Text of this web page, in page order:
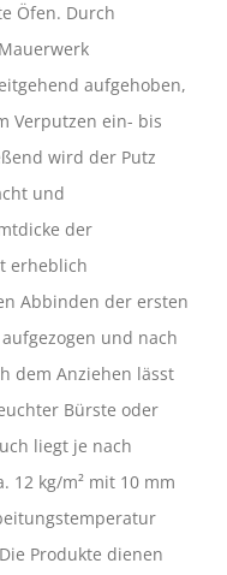
Öfen. Durch
aufgehoben,
Verputzen ein- bis
wird der Putz
und
der
erheblich
Abbinden der ersten
und nach
dem Anziehen lässt
Bürste oder
liegt je nach
12 kg/m² mit 10 mm
Produkte dienen